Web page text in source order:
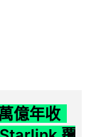
億年收